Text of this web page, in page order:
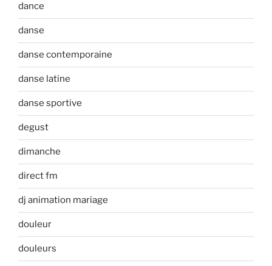
dance
danse
danse contemporaine
danse latine
danse sportive
degust
dimanche
direct fm
dj animation mariage
douleur
douleurs